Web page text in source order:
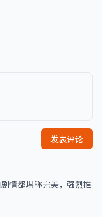
发表评论
情都堪称完美，强烈推